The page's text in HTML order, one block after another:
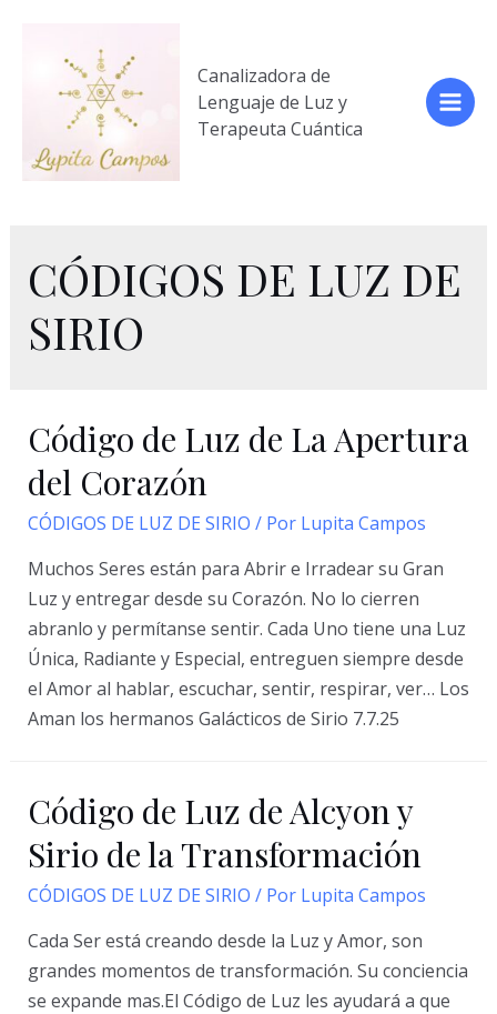
contenido
Canalizadora de
Lenguaje de Luz y
Terapeuta Cuántica
Main
CÓDIGOS DE LUZ DE
SIRIO
Código de Luz de La Apertura
del Corazón
CÓDIGOS DE LUZ DE SIRIO / Por Lupita Campos
Muchos Seres están para Abrir e Irradear su Gran
Luz y entregar desde su Corazón. No lo cierren
abranlo y permítanse sentir. Cada Uno tiene una Luz
Única, Radiante y Especial, entreguen siempre desde
el Amor al hablar, escuchar, sentir, respirar, ver… Los
Aman los hermanos Galácticos de Sirio 7.7.25
Código de Luz de Alcyon y
Sirio de la Transformación
CÓDIGOS DE LUZ DE SIRIO / Por Lupita Campos
Cada Ser está creando desde la Luz y Amor, son
grandes momentos de transformación. Su conciencia
se expande mas.El Código de Luz les ayudará a que